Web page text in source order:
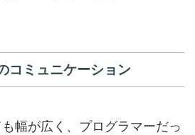
コミュニケーション
幅が広く、プログラマーだっ